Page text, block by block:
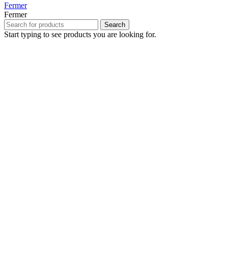
Fermer
Fermer
Search
Start typing to see products you are looking for.